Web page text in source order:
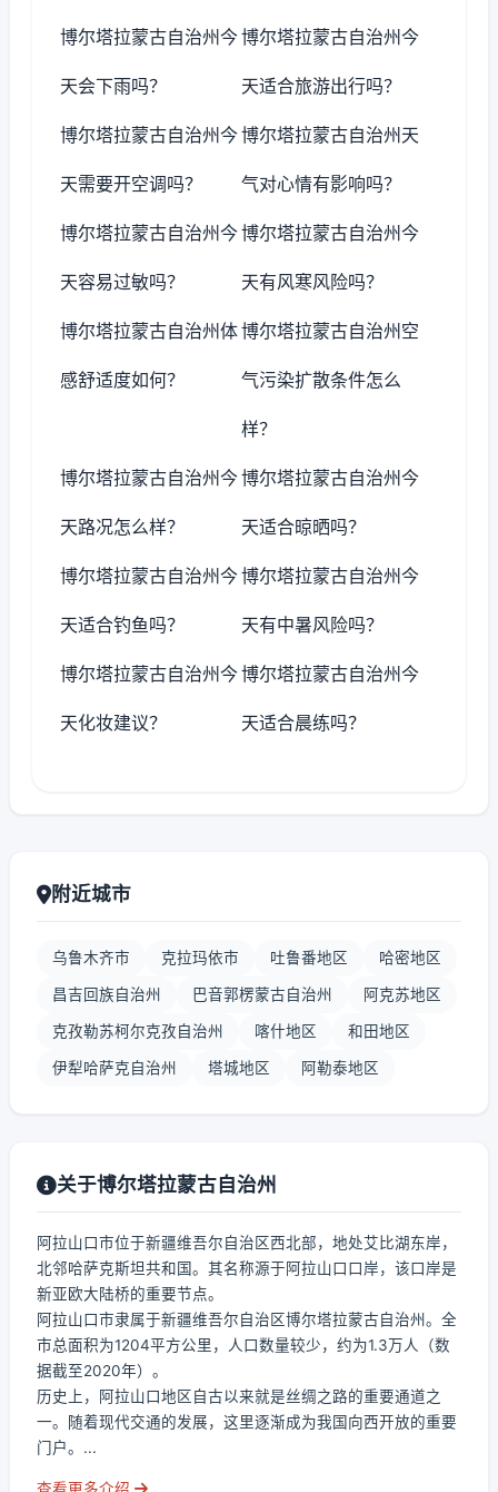
博尔塔拉蒙古自治州今
天会下雨吗？
博尔塔拉蒙古自治州今
天适合旅游出行吗？
博尔塔拉蒙古自治州今
天需要开空调吗？
博尔塔拉蒙古自治州天
气对心情有影响吗？
博尔塔拉蒙古自治州今
天容易过敏吗？
博尔塔拉蒙古自治州今
天有风寒风险吗？
博尔塔拉蒙古自治州体
感舒适度如何？
博尔塔拉蒙古自治州空
气污染扩散条件怎么
样？
博尔塔拉蒙古自治州今
天路况怎么样？
博尔塔拉蒙古自治州今
天适合晾晒吗？
博尔塔拉蒙古自治州今
天适合钓鱼吗？
博尔塔拉蒙古自治州今
天有中暑风险吗？
博尔塔拉蒙古自治州今
天化妆建议？
博尔塔拉蒙古自治州今
天适合晨练吗？
附近城市
乌鲁木齐市 克拉玛依市 吐鲁番地区 哈密地区
昌吉回族自治州 巴音郭楞蒙古自治州 阿克苏地区
克孜勒苏柯尔克孜自治州 喀什地区 和田地区
伊犁哈萨克自治州 塔城地区 阿勒泰地区
关于博尔塔拉蒙古自治州
阿拉山口市位于新疆维吾尔自治区西北部，地处艾比湖东岸，
北邻哈萨克斯坦共和国。其名称源于阿拉山口口岸，该口岸是
新亚欧大陆桥的重要节点。
阿拉山口市隶属于新疆维吾尔自治区博尔塔拉蒙古自治州。全
市总面积为1204平方公里，人口数量较少，约为1.3万人（数
据截至2020年）。
历史上，阿拉山口地区自古以来就是丝绸之路的重要通道之
一。随着现代交通的发展，这里逐渐成为我国向西开放的重要
门户。...